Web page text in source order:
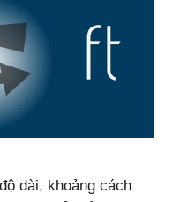
dài, khoảng cách